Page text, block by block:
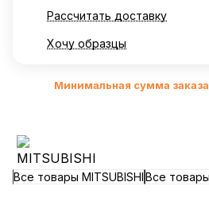
Рассчитать доставку
Хочу образцы
Минимальная сумма заказа
Все товары MITSUBISHIВсе